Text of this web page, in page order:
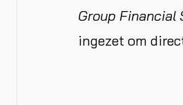
Group Financial
ingezet om